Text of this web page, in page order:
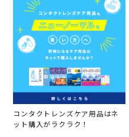
コンタクトレンズケア用品はネ
ット購入がラクラク！